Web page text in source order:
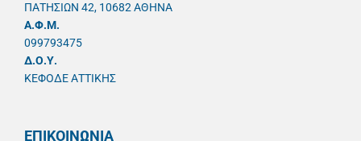
ΠΑΤΗΣΙΩΝ 42, 10682 ΑΘΗΝΑ
A.Φ.Μ.
099793475
Δ.Ο.Υ.
ΚΕΦΟΔΕ ΑΤΤΙΚΗΣ
ΕΠΙΚΟΙΝΩΝΙΑ